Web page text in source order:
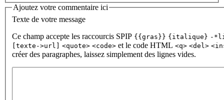
Ajoutez votre commentaire ici
Texte de votre message
Ce champ accepte les raccourcis SPIP {{gras}} {italique} -
[texte->url] <quote> <code> et le code HTML <q> <del>
créer des paragraphes, laissez simplement des lignes vides.